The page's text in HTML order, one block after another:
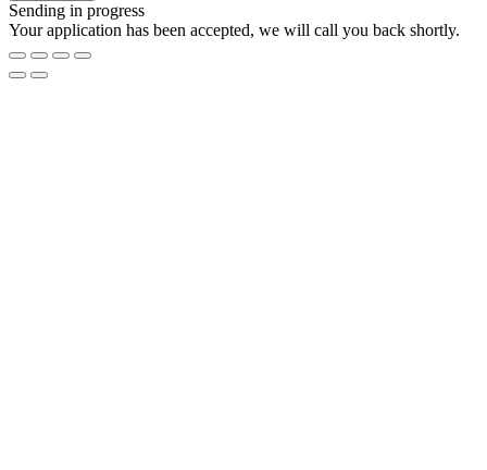
Sending in progress
Your application has been accepted, we will call you back shortly.